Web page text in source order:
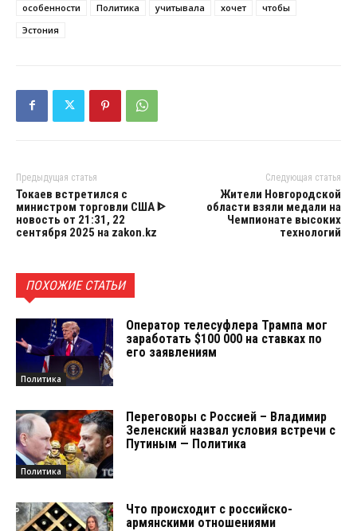
особенности
Политика учитывала хочет
чтобы
Эстония
Предыдущая статья
Токаев встретился с
министром торговли США ᐈ
новость от 21:31, 22
сентября 2025 на zakon.kz
Следующая статья
Жители Новгородской
области взяли медали на
Чемпионате высоких
технологий
ПОХОЖИЕ СТАТЬИ
Политика
Оператор телесуфлера Трампа мог
заработать $100 000 на ставках по
его заявлениям
Политика
Переговоры с Россией – Владимир
Зеленский назвал условия встречи с
Путиным — Политика
Что происходит с российско-
армянскими отношениями